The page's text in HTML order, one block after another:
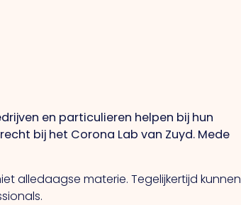
en particulieren helpen bij hun
bij het Corona Lab van Zuyd. Mede
alledaagse materie. Tegelijkertijd kunnen